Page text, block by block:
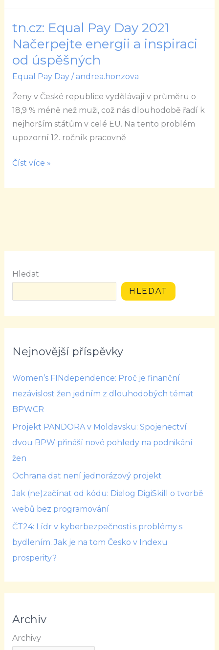
tn.cz: Equal Pay Day 2021
Načerpejte energii a inspiraci
od úspěšných
Equal Pay Day/ andrea.honzova
Ženy v České republice vydělávají v průměru o
18,9 % méně než muži, což nás dlouhodobě řadí k
nejhorším státům v celé EU. Na tento problém
upozorní 12. ročník pracovně
tn.cz:
Equal
Day
2021
Načerpejte
energii
a
inspiraci
úspěšných
Číst více »
Hledat
HLEDAT
Nejnovější příspěvky
Women’s FINdependence: Proč je finanční
nezávislost žen jedním z dlouhodobých témat
BPWCR
Projekt PANDORA v Moldavsku: Spojenectví
dvou BPW přináší nové pohledy na podnikání
žen
Ochrana dat není jednorázový projekt
Jak (ne)začínat od kódu: Dialog DigiSkill o tvorbě
webů bez programování
ČT24: Lídr v kyberbezpečnosti s problémy s
bydlením. Jak je na tom Česko v Indexu
prosperity?
Archiv
Archivy